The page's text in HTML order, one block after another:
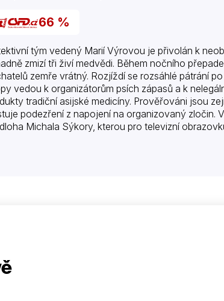
66 %
tým vedený Marií Výrovou je přivolán k
zmizí tři živí medvědi. Během nočního
zemře vrátný. Rozjíždí se rozsáhlé pátrání
vedou k organizátorům psích zápasů a k
tradiční asijské medicíny. Prověřováni jsou
podezření z napojení na organizovaný zločin.
Michala Sýkory, kterou pro televizní